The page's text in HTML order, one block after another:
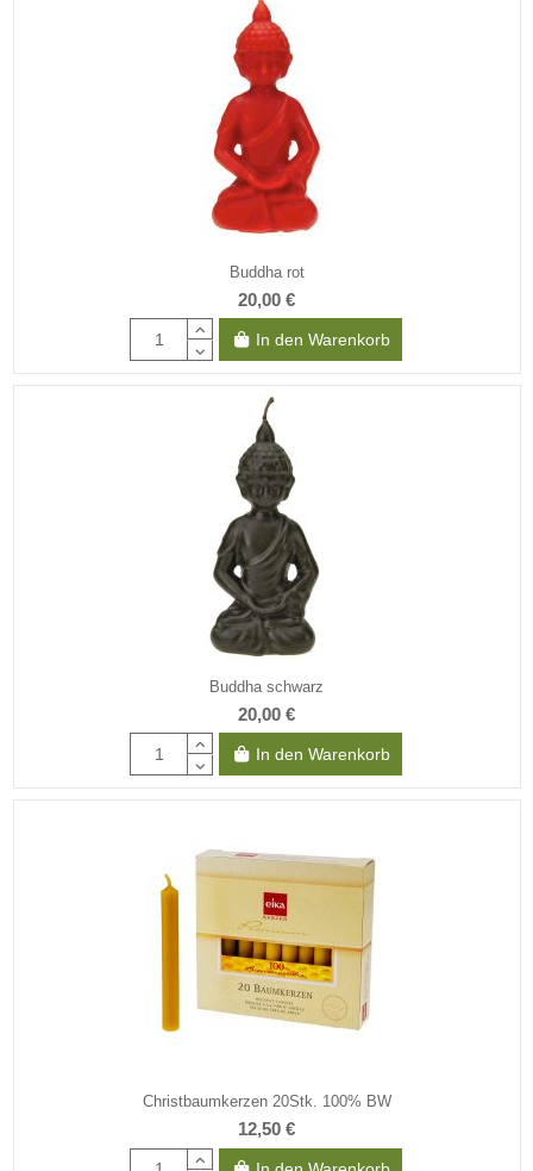
Buddha rot
20,00 €
In den Warenkorb
Buddha schwarz
20,00 €
In den Warenkorb
Christbaumkerzen 20Stk. 100% BW
12,50 €